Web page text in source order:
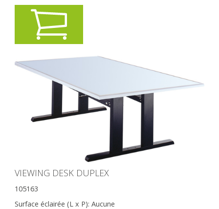
VIEWING DESK DUPLEX
105163
Surface éclairée (L x P): Aucune